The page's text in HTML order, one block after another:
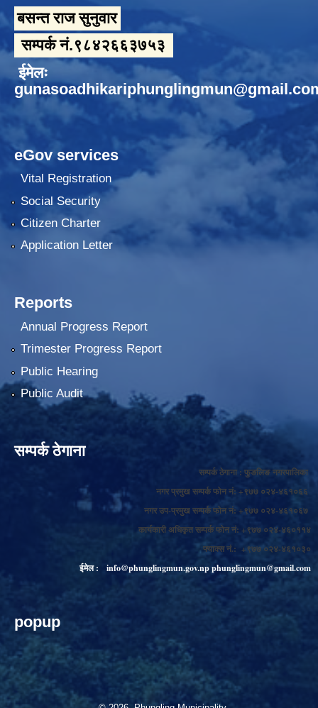
बसन्त राज सुनुवार
सम्पर्क नं.९८४२६६३७५३
ईमेलः
eGov services
Vital Registration
Social Security
Citizen Charter
Application Letter
Reports
Annual Progress Report
Trimester Progress Report
Public Hearing
Public Audit
सम्पर्क ठेगाना
सम्पर्क ठेगाना : फुङलिङ नगरपालिका
नगर प्रमुख सम्पर्क फोन नं: +९७७ ०२४-४६१०६६
नगर उप-प्रमुख सम्पर्क फोन नं: +९७७ ०२४-४६१०६७
कार्यकारी अधिकृत सम्पर्क फोन नं: +९७७ ०२४-४६०११४
फ्याक्स नं.: +९७७ ०२४-४६१०३०
ईमेल :
info@phunglingmun.gov.npphunglingmun@gmail.com
popup